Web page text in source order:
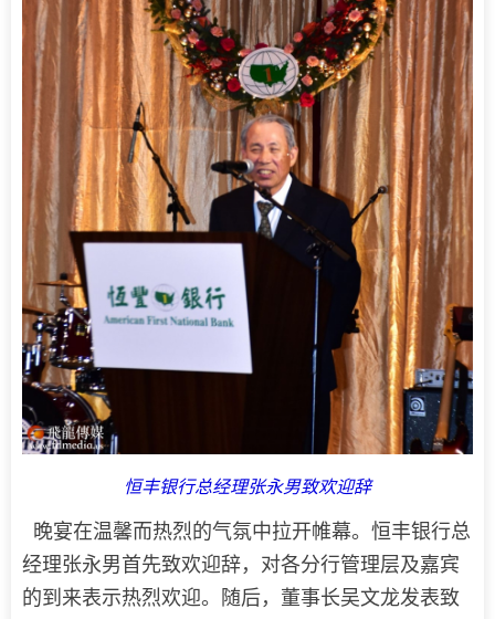
恒丰银行总经理张永男致欢迎辞
晚宴在温馨而热烈的气氛中拉开帷幕。恒丰银行总
经理张永男首先致欢迎辞，对各分行管理层及嘉宾
的到来表示热烈欢迎。随后，董事长吴文龙发表致